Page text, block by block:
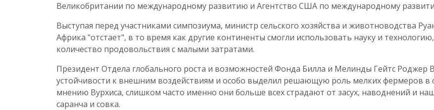
Великобритании по международному развитию и Агентство США по международному
Выступая перед участниками симпозиума, министр сельского хозяйства и животноводства
Африка "отстает", в то время как другие континенты смогли использовать науку и
количество продовольствия с малыми затратами.
Президент Отдела глобального роста и возможностей Фонда Билла и Мелинды Гейтс Роджер
устойчивости к внешним воздействиям и особо выделил решающую роль мелких фермеров в
мнению Вурхиса, слишком часто именно они больше всех страдают от засух, наводнений и
саранча и совка.